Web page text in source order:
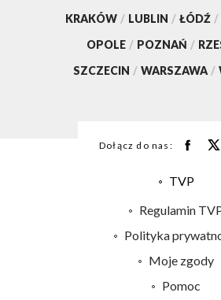
KRAKÓW / LUBLIN / ŁÓDŹ /
OPOLE / POZNAŃ /
SZCZECIN / WARSZAWA /
Dołącz do nas:
TVP
Centrum informacji TVP
Naziemna Telewizja Cyfrowa
Regulamin
Polityka
Moje zgody
Pomoc